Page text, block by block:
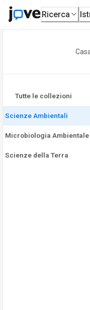
Ricerca
Tutte le collezioni
Scienze Ambientali
Microbiologia Ambientale
Scienze della Terra